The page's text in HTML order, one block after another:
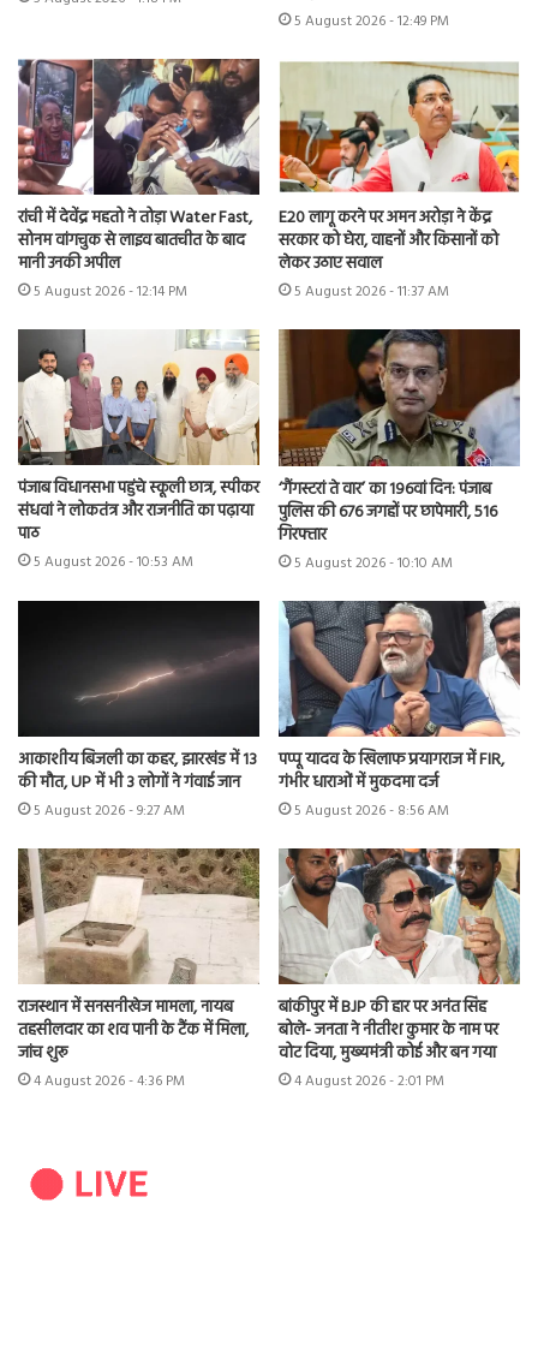
5 August 2026 - 12:49 PM
रांची में देवेंद्र महतो ने तोड़ा Water Fast,
सोनम वांगचुक से लाइव बातचीत के बाद
मानी उनकी अपील
5 August 2026 - 12:14 PM
E20 लागू करने पर अमन अरोड़ा ने केंद्र
सरकार को घेरा, वाहनों और किसानों को
लेकर उठाए सवाल
5 August 2026 - 11:37 AM
पंजाब विधानसभा पहुंचे स्कूली छात्र, स्पीकर
संधवां ने लोकतंत्र और राजनीति का पढ़ाया
पाठ
5 August 2026 - 10:53 AM
‘गैंगस्टरां ते वार’ का 196वां दिन: पंजाब
पुलिस की 676 जगहों पर छापेमारी, 516
गिरफ्तार
5 August 2026 - 10:10 AM
आकाशीय बिजली का कहर, झारखंड में 13
की मौत, UP में भी 3 लोगों ने गंवाई जान
5 August 2026 - 9:27 AM
पप्पू यादव के खिलाफ प्रयागराज में FIR,
गंभीर धाराओं में मुकदमा दर्ज
5 August 2026 - 8:56 AM
राजस्थान में सनसनीखेज मामला, नायब
तहसीलदार का शव पानी के टैंक में मिला,
जांच शुरू
4 August 2026 - 4:36 PM
बांकीपुर में BJP की हार पर अनंत सिंह
बोले- जनता ने नीतीश कुमार के नाम पर
वोट दिया, मुख्यमंत्री कोई और बन गया
4 August 2026 - 2:01 PM